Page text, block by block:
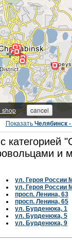
Показать Челябинск
категорией
и
ул. Героя России
ул. Героя России
просп. Ленина, 63
просп. Ленина, 65
ул. Бурденюка, 1
ул. Бурденюка, 5
ул. Бурденюка, 9